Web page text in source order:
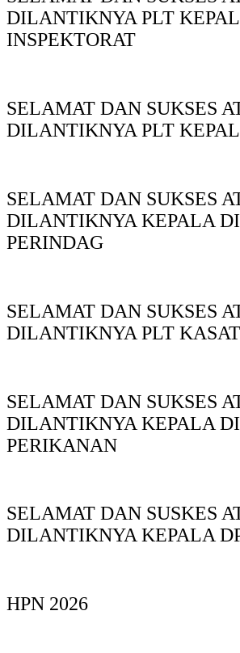
DILANTIKNYA PLT
INSPEKTORAT
SELAMAT DAN SUKSES
DILANTIKNYA PLT
SELAMAT DAN SUKSES
DILANTIKNYA KEPALA
PERINDAG
SELAMAT DAN SUKSES
DILANTIKNYA PLT
SELAMAT DAN SUKSES
DILANTIKNYA KEPALA
PERIKANAN
SELAMAT DAN SUSKES
DILANTIKNYA KEPALA
HPN 2026